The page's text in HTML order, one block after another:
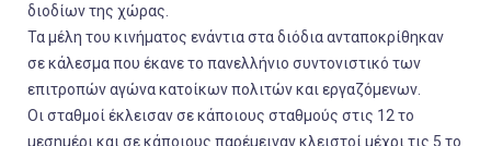
διοδίων της χώρας.
Τα μέλη του κινήματος ενάντια στα διόδια ανταποκρίθηκαν
σε κάλεσμα που έκανε το πανελλήνιο συντονιστικό των
επιτροπών αγώνα κατοίκων πολιτών και εργαζόμενων.
Οι σταθμοί έκλεισαν σε κάποιους σταθμούς στις 12 το
μεσημέρι και σε κάποιους παρέμειναν κλειστοί μέχρι τις 5 το